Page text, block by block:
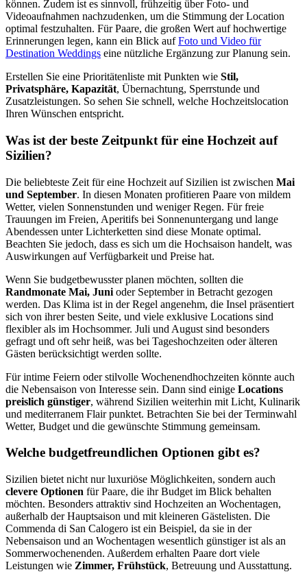
können. Zudem ist es sinnvoll, frühzeitig über Foto- und
Videoaufnahmen nachzudenken, um die Stimmung der Location
optimal festzuhalten. Für Paare, die großen Wert auf hochwertige
Erinnerungen legen, kann ein Blick aufFoto und Video für
Destination Weddings eine nützliche Ergänzung zur Planung sein.
Erstellen Sie eine Prioritätenliste mit Punkten wie Stil,
Privatsphäre, Kapazität, Übernachtung, Sperrstunde und
Zusatzleistungen. So sehen Sie schnell, welche Hochzeitslocation
Ihren Wünschen entspricht.
Was ist der beste Zeitpunkt für eine Hochzeit auf
Sizilien?
Die beliebteste Zeit für eine Hochzeit auf Sizilien ist zwischen Mai
und September. In diesen Monaten profitieren Paare von mildem
Wetter, vielen Sonnenstunden und weniger Regen. Für freie
Trauungen im Freien, Aperitifs bei Sonnenuntergang und lange
Abendessen unter Lichterketten sind diese Monate optimal.
Beachten Sie jedoch, dass es sich um die Hochsaison handelt, was
Auswirkungen auf Verfügbarkeit und Preise hat.
Wenn Sie budgetbewusster planen möchten, sollten die
Randmonate Mai, Juni oder September in Betracht gezogen
werden. Das Klima ist in der Regel angenehm, die Insel präsentiert
sich von ihrer besten Seite, und viele exklusive Locations sind
flexibler als im Hochsommer. Juli und August sind besonders
gefragt und oft sehr heiß, was bei Tageshochzeiten oder älteren
Gästen berücksichtigt werden sollte.
Für intime Feiern oder stilvolle Wochenendhochzeiten könnte auch
die Nebensaison von Interesse sein. Dann sind einige Locations
preislich günstiger, während Sizilien weiterhin mit Licht, Kulinarik
und mediterranem Flair punktet. Betrachten Sie bei der Terminwahl
Wetter, Budget und die gewünschte Stimmung gemeinsam.
Welche budgetfreundlichen Optionen gibt es?
Sizilien bietet nicht nur luxuriöse Möglichkeiten, sondern auch
clevere Optionen für Paare, die ihr Budget im Blick behalten
möchten. Besonders attraktiv sind Hochzeiten an Wochentagen,
außerhalb der Hauptsaison und mit kleineren Gästelisten. Die
Commenda di San Calogero ist ein Beispiel, da sie in der
Nebensaison und an Wochentagen wesentlich günstiger ist als an
Sommerwochenenden. Außerdem erhalten Paare dort viele
Leistungen wie Zimmer, Frühstück, Betreuung und Ausstattung.